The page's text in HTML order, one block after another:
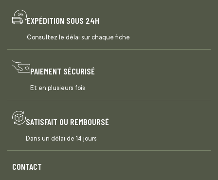
EXPÉDITION SOUS 24H
Consultez le délai sur chaque fiche
PAIEMENT SÉCURISÉ
Et en plusieurs fois
SATISFAIT OU REMBOURSÉ
Dans un délai de 14 jours
CONTACT